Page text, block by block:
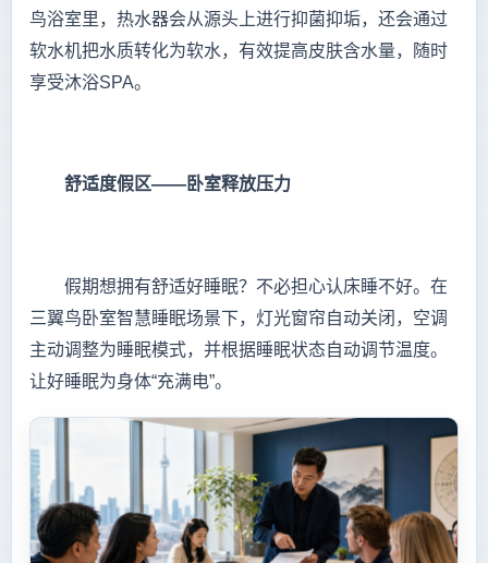
鸟浴室里，热水器会从源头上进行抑菌抑垢，还会通过
软水机把水质转化为软水，有效提高皮肤含水量，随时
享受沐浴SPA。
舒适度假区——卧室释放压力
假期想拥有舒适好睡眠？不必担心认床睡不好。在
三翼鸟卧室智慧睡眠场景下，灯光窗帘自动关闭，空调
主动调整为睡眠模式，并根据睡眠状态自动调节温度。
让好睡眠为身体“充满电”。